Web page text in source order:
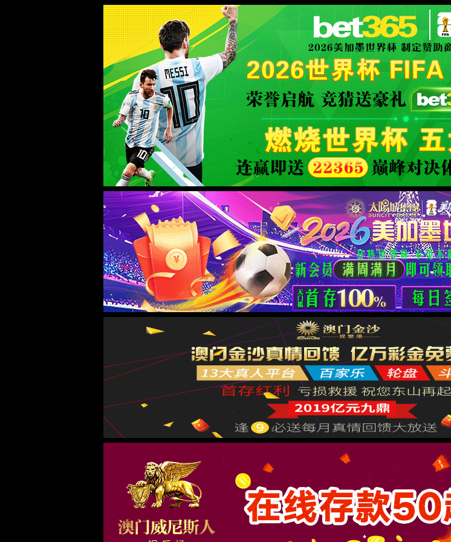
WTS-WAF拦截详情
出现该页面的原因:
1.你的请求是黑客攻击
2.你的请求合法但触发了安全规则,请提交问题反馈
XML 地图